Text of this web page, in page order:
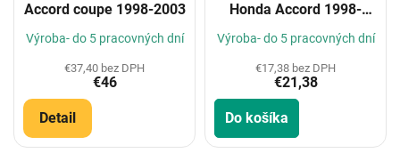
Accord coupe 1998-2003
Výroba- do 5 pracovných dní
€37,40 bez DPH
€46
Detail
Honda Accord 1998-
Výroba- do 5 pracovných dní
€17,38 bez DPH
€21,38
Do košíka